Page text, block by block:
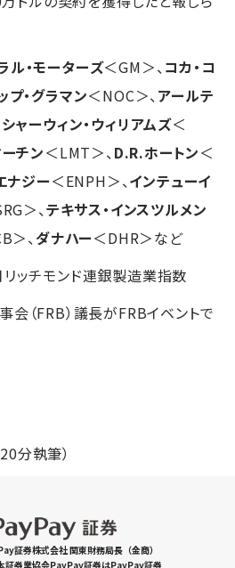
ル・モーターズ＜GM＞、コカ・コ
プ・グラマン＜NOC＞、アールテ
シャーウィン・ウィリアムズ＜
チン＜LMT＞、D.R.ホートン＜
ナジー＜ENPH＞、インテューイ
＞、テキサス・インスツルメン
＞、ダナハー＜DHR＞など
ッチモンド連銀製造業指数
（FRB）議長がFRBイベントで
分執筆）
証券株式会社 関東財務局長（金商）
証券業協会PayPay証券はPayPay証券